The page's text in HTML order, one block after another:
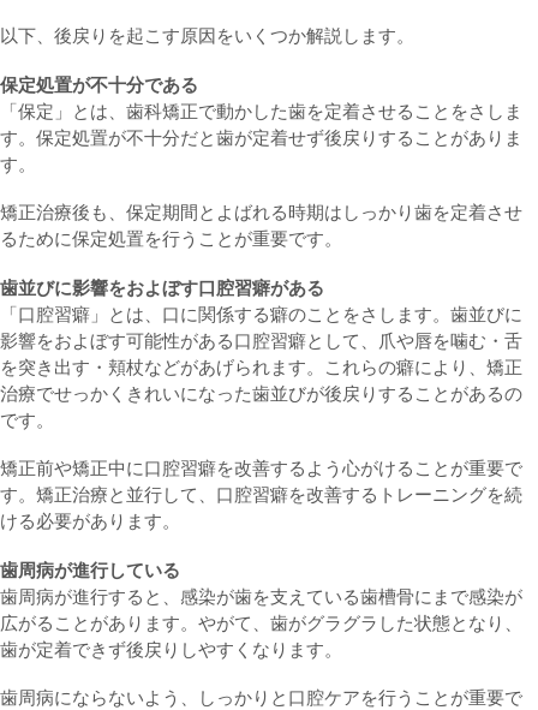
以下、後戻りを起こす原因をいくつか解説します。
保定処置が不十分である
「保定」とは、歯科矯正で動かした歯を定着させることをさしま
す。保定処置が不十分だと歯が定着せず後戻りすることがありま
す。
矯正治療後も、保定期間とよばれる時期はしっかり歯を定着させ
るために保定処置を行うことが重要です。
歯並びに影響をおよぼす口腔習癖がある
「口腔習癖」とは、口に関係する癖のことをさします。歯並びに
影響をおよぼす可能性がある口腔習癖として、爪や唇を噛む・舌
を突き出す・頬杖などがあげられます。これらの癖により、矯正
治療でせっかくきれいになった歯並びが後戻りすることがあるの
です。
矯正前や矯正中に口腔習癖を改善するよう心がけることが重要で
す。矯正治療と並行して、口腔習癖を改善するトレーニングを続
ける必要があります。
歯周病が進行している
歯周病が進行すると、感染が歯を支えている歯槽骨にまで感染が
広がることがあります。やがて、歯がグラグラした状態となり、
歯が定着できず後戻りしやすくなります。
歯周病にならないよう、しっかりと口腔ケアを行うことが重要で